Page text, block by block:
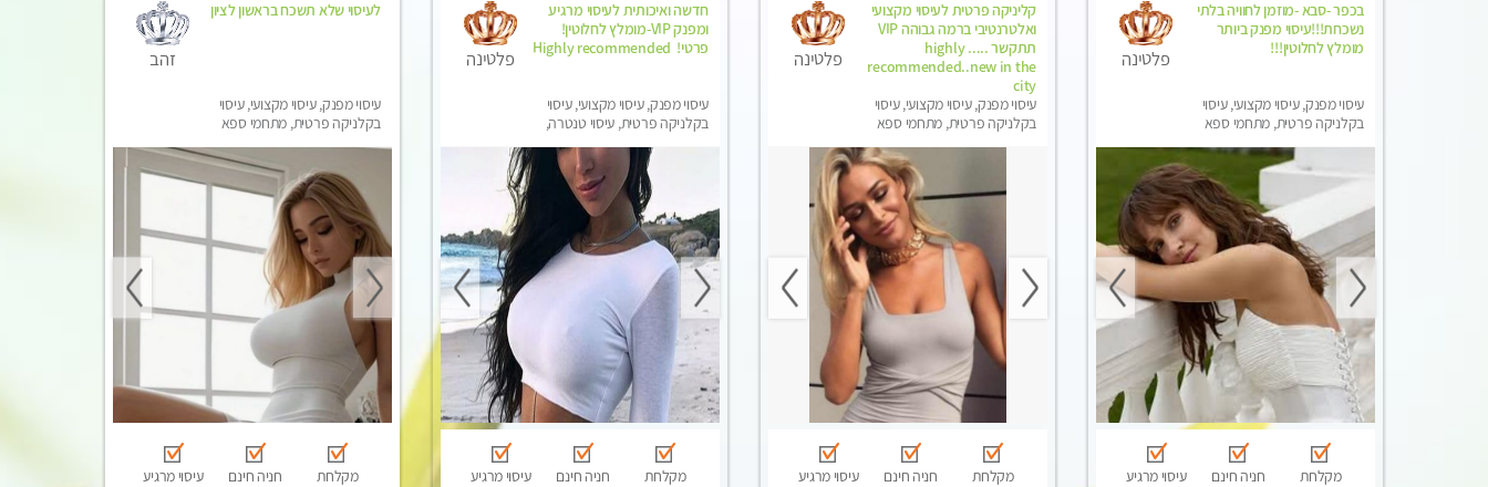
בכפר -סבא -מוזמן לחוויה בלתי
נשכחת!!!עיסוי מפנק ביותר
מומלץ לחלוטין!!!
עיסוי מפנק, עיסוי מקצועי, עיסוי
בקלניקה פרטית, מתחמי ספא
לגבר, עיסוי לנשים בלבד
פלטינה
מקלחת חניה חינם עיסוי מרגיע
קליניקה פרטית לעיסוי מקצועי
ואלטרנטיבי ברמה גבוהה VIP
תתקשר ..... highly
recommended..new in the
city
עיסוי מפנק, עיסוי מקצועי, עיסוי
בקלניקה פרטית, מתחמי ספא
הבית, עיסוי טנטרה, עיסוי מגבר
לגבר, עיסוי מגבר לאישה
פלטינה
מקלחת חניה חינם עיסוי מרגיע
חדשה ואיכותית לעיסוי מרגיע
ומפנק VIP-מומלץ לחלוטין!
פרטי! ​​​​​​ Highly recommended
עיסוי מפנק, עיסוי מקצועי, עיסוי
בקלניקה פרטית, עיסוי טנטרה,
פלטינה
מקלחת חניה חינם עיסוי מרגיע
לעיסוי שלא תשכח בראשון לציון
עיסוי מפנק, עיסוי מקצועי, עיסוי
בקלניקה פרטית, מתחמי ספא
זהב
מקלחת חניה חינם עיסוי מרגיע